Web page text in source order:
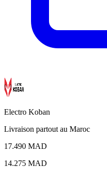
Electro Koban
Livraison partout au Maroc
17.490 MAD
14.275 MAD